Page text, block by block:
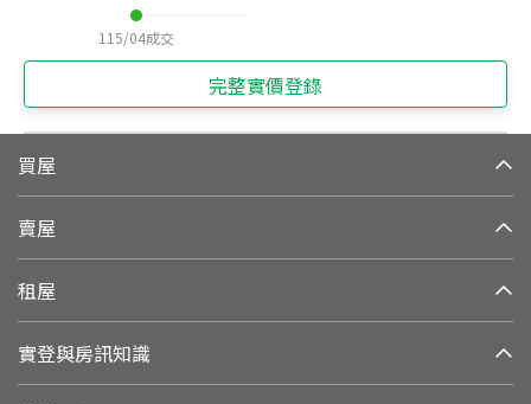
115/04成交
完整實價登錄
買屋
賣屋
租屋
實登與房訊知識